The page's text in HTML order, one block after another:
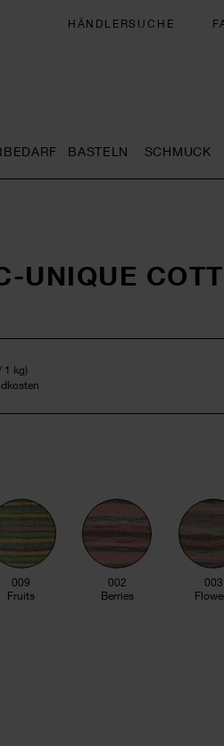
HÄNDLERSUCHE
BASTELN SCHMUCK
UNIQUE
1 kg)
009
Fruits
002
Berries
003